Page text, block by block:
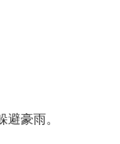
豪雨。